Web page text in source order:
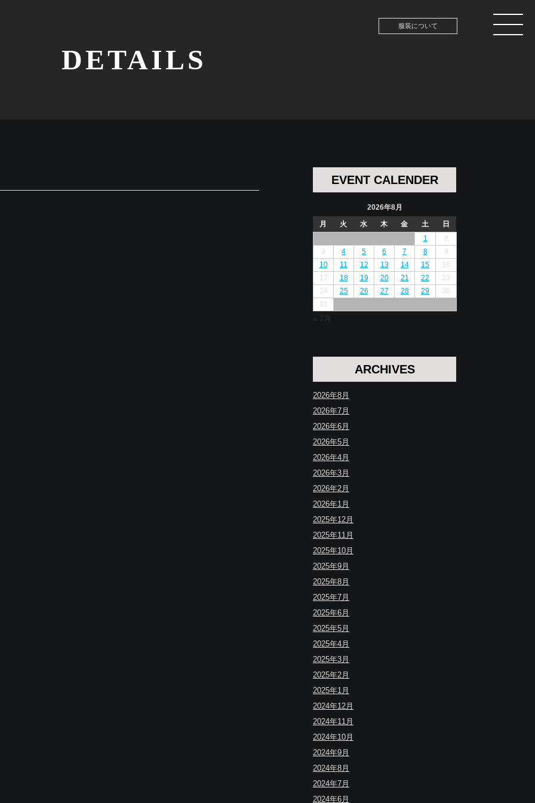
服装について
DETAILS
EVENT CALENDER
2026年8月
月
火 水 木 金 土
日
1
2
3
4 5 6 7 8
9
10
11 12 13 14 15
16
17
18 19 20 21 22
23
24
25 26 27 28 29
30
31
« 7月
ARCHIVES
2026年8月
2026年7月
2026年6月
2026年5月
2026年4月
2026年3月
2026年2月
2026年1月
2025年12月
2025年11月
2025年10月
2025年9月
2025年8月
2025年7月
2025年6月
2025年5月
2025年4月
2025年3月
2025年2月
2025年1月
2024年12月
2024年11月
2024年10月
2024年9月
2024年8月
2024年7月
2024年6月